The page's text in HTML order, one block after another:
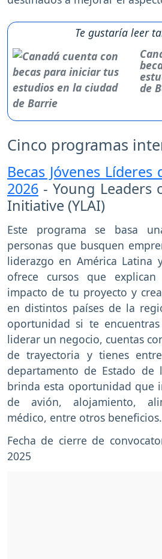
Te gustaría leer
de
Cinco programas
Becas Jóvenes Líderes
2026 - Young Leaders
Initiative (YLAI)
Este programa se basa
personas que busquen
liderazgo en América Latina
ofrece cursos que
impacto de tu proyecto y
en distintos países de la
oportunidad si te
liderar un negocio, cuentas
de trayectoria y tienes
departamento de Estado de
brinda esta oportunidad que
de avión, alojamiento,
médico, entre otros beneficios.
Fecha de cierre de
2025